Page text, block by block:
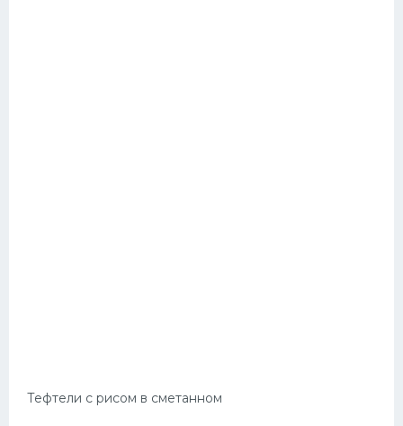
Тефтели с рисом в сметанном